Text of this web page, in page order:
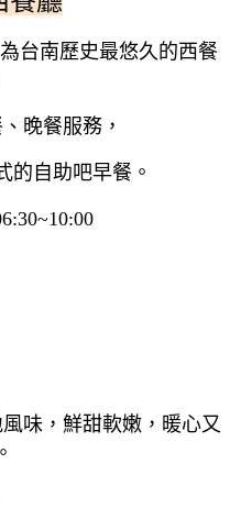
台南歷史最悠久的西餐
晚餐服務，
的自助吧早餐。
味，鮮甜軟嫩，暖心又